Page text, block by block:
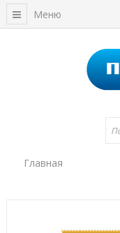
Меню
Главная